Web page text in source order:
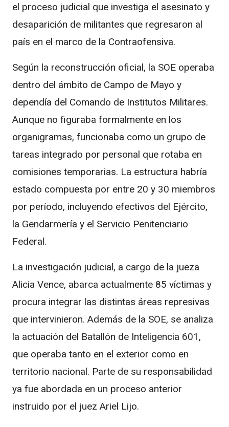
el proceso judicial que investiga el asesinato y
desaparición de militantes que regresaron al
país en el marco de la Contraofensiva.
Según la reconstrucción oficial, la SOE operaba
dentro del ámbito de Campo de Mayo y
dependía del Comando de Institutos Militares.
Aunque no figuraba formalmente en los
organigramas, funcionaba como un grupo de
tareas integrado por personal que rotaba en
comisiones temporarias. La estructura habría
estado compuesta por entre 20 y 30 miembros
por período, incluyendo efectivos del Ejército,
la Gendarmería y el Servicio Penitenciario
Federal.
La investigación judicial, a cargo de la jueza
Alicia Vence, abarca actualmente 85 víctimas y
procura integrar las distintas áreas represivas
que intervinieron. Además de la SOE, se analiza
la actuación del Batallón de Inteligencia 601,
que operaba tanto en el exterior como en
territorio nacional. Parte de su responsabilidad
ya fue abordada en un proceso anterior
instruido por el juez Ariel Lijo.